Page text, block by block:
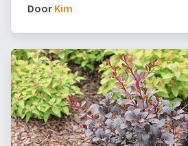
Door Kim